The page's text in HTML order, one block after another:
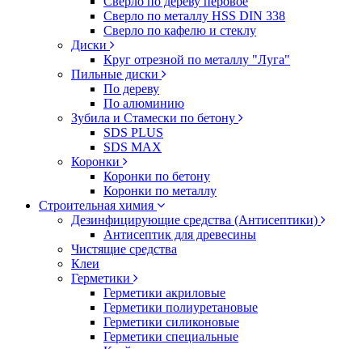
Сверло по металлу HSS DIN 338
Сверло по кафелю и стеклу
Диски
Круг отрезной по металлу "Луга"
Пильные диски
По дереву
По алюминию
Зубила и Стамески по бетону
SDS PLUS
SDS MAX
Коронки
Коронки по бетону
Коронки по металлу
Строительная химия
Дезинфицирующие средства (Антисептики)
Антисептик для древесины
Чистящие средства
Клеи
Герметики
Герметики акриловые
Герметики полиуретановые
Герметики силиконовые
Герметики специальные